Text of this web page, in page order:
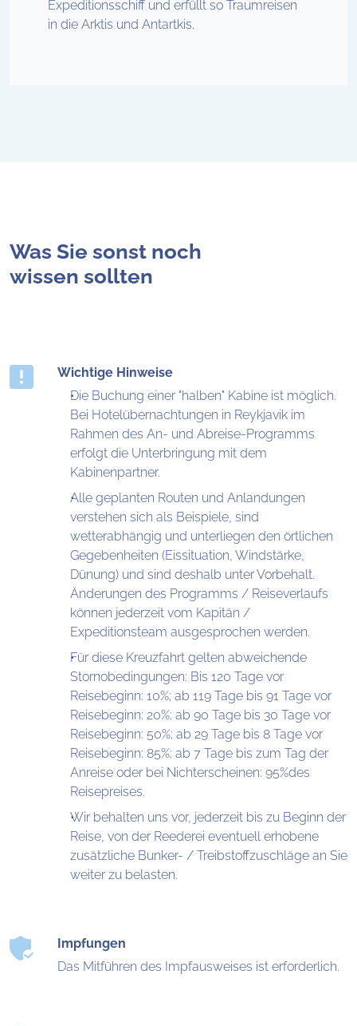
Expeditionsschiff und erfüllt so Traumreisen
in die Arktis und Antartkis.
Was Sie sonst noch
wissen sollten
Wichtige Hinweise
Die Buchung einer "halben" Kabine ist möglich.
Bei Hotelübernachtungen in Reykjavik im
Rahmen des An- und Abreise-Programms
erfolgt die Unterbringung mit dem
Kabinenpartner.
Alle geplanten Routen und Anlandungen
verstehen sich als Beispiele, sind
wetterabhängig und unterliegen den örtlichen
Gegebenheiten (Eissituation, Windstärke,
Dünung) und sind deshalb unter Vorbehalt.
Änderungen des Programms / Reiseverlaufs
können jederzeit vom Kapitän /
Expeditionsteam ausgesprochen werden.
Für diese Kreuzfahrt gelten abweichende
Stornobedingungen: Bis 120 Tage vor
Reisebeginn: 10%; ab 119 Tage bis 91 Tage vor
Reisebeginn: 20%; ab 90 Tage bis 30 Tage vor
Reisebeginn: 50%; ab 29 Tage bis 8 Tage vor
Reisebeginn: 85%; ab 7 Tage bis zum Tag der
Anreise oder bei Nichterscheinen: 95%des
Reisepreises.
Wir behalten uns vor, jederzeit bis zu Beginn der
Reise, von der Reederei eventuell erhobene
zusätzliche Bunker- / Treibstoffzuschläge an Sie
weiter zu belasten.
Impfungen
Das Mitführen des Impfausweises ist erforderlich.